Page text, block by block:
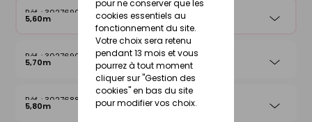
pour ne conserver que les
cookies essentiels au
fonctionnement du site.
Votre choix sera retenu
pendant 13 mois et vous
pourrez à tout moment
cliquer sur "Gestion des
cookies" en bas du site
pour modifier vos choix.
30276907
5,60m
30276900
5,70m
30276885
5,80m